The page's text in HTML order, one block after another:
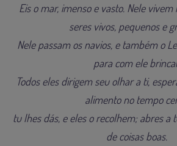
Eis o mar, imenso e vasto. Nele
seres vivos, pequenos e
Nele passam os navios, e também o
para com ele
Todos eles dirigem seu olhar a ti,
alimento no tempo
tu lhes dás, e eles o recolhem; abres a
de coisas boas.